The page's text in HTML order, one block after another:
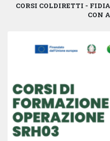
CORSI COLDIRETTI -
CON